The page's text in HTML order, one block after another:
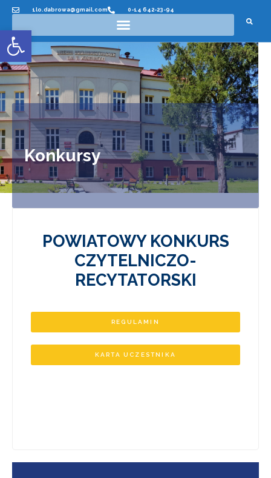
Otwórz pasek narzędzi
1lo.dabrowa@gmail.com 0-14 642-23-94
Konkursy
POWIATOWY KONKURS
CZYTELNICZO-
RECYTATORSKI
REGULAMIN
KARTA UCZESTNIKA